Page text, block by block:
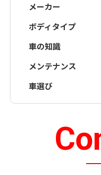
メーカー
ボディタイプ
車の知識
メンテナンス
車選び